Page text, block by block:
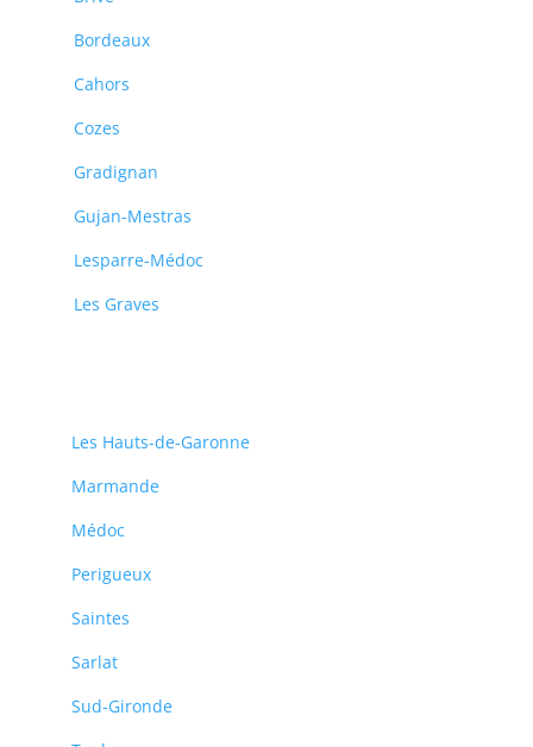
Bordeaux
Cahors
Cozes
Gradignan
Gujan-Mestras
Lesparre-Médoc
Les Graves
Les Hauts-de-Garonne
Marmande
Médoc
Perigueux
Saintes
Sarlat
Sud-Gironde